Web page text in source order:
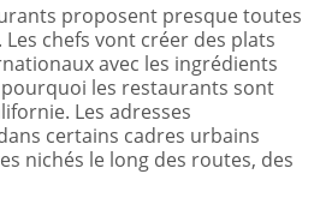
proposent presque toutes
chefs vont créer des plats
avec les ingrédients
pourquoi les restaurants sont
Les adresses
certains cadres urbains
nichés le long des routes, des